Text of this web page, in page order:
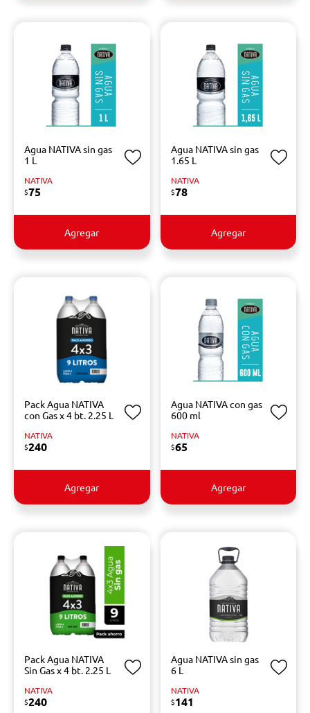
Agua NATIVA sin gas
1 L
NATIVA
$75
Agregar
Agua NATIVA sin gas
1.65 L
NATIVA
$78
Agregar
Pack Agua NATIVA
con Gas x 4 bt. 2.25 L
NATIVA
$240
Agregar
Agua NATIVA con gas
600 ml
NATIVA
$65
Agregar
Pack Agua NATIVA
Sin Gas x 4 bt. 2.25 L
NATIVA
$240
Agua NATIVA sin gas
6 L
NATIVA
$141